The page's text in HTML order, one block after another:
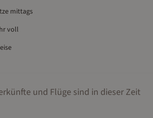
mittags
voll
und Flüge sind in dieser Zeit